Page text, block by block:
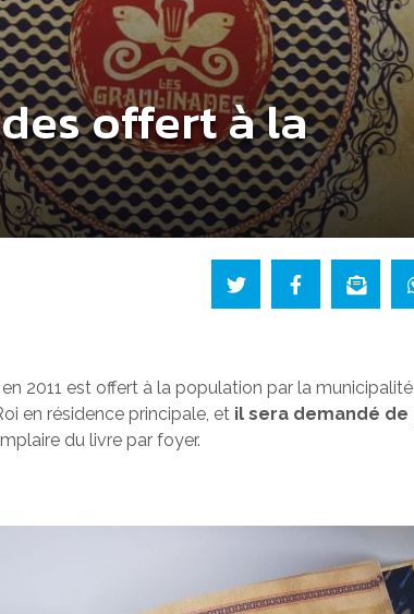
offert à la
2011 est offert à la population par la municipalité.
en résidence principale, et il sera demandé
du livre par foyer.